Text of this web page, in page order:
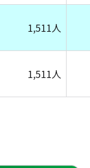
1,511人
1,511人